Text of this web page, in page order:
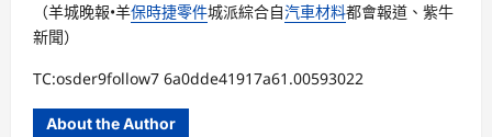
（羊城晚報•羊保時捷零件城派綜合自汽車材料都會報道、紫牛
新聞）
TC:osder9follow7 6a0dde41917a61.00593022
About the Author